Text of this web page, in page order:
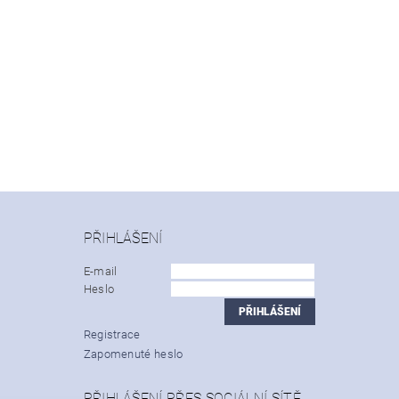
PŘIHLÁŠENÍ
E-mail
Heslo
Registrace
Zapomenuté heslo